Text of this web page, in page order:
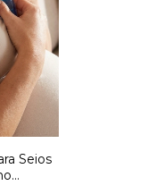
Seios